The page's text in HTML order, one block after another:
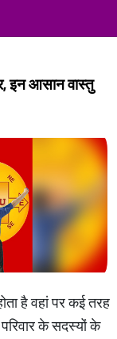
इन आसान वास्तु
है वहां पर कई तरह
के सदस्यों के